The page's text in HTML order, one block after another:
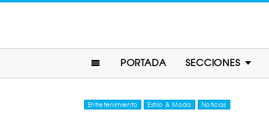
PORTADA SECCIONES
Entretenimiento Estilo & Moda Noticias